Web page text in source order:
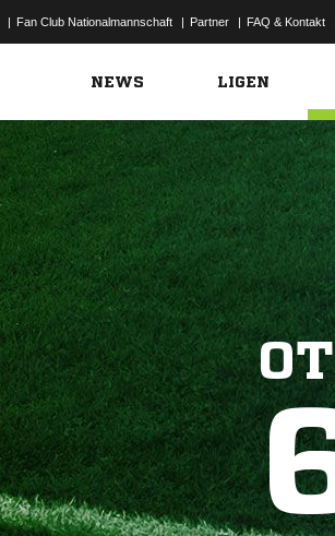
| Fan Club Nationalmannschaft | Partner | FAQ & Kontakt
NEWS LIGEN